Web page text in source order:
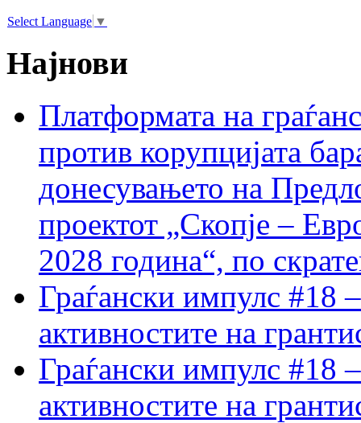
Select Language ▼
Најнови
Платформата на
против корупцијата
донесувањето на
проектот „Скопје –
2028 година“, по
Граѓански импулс #18
активностите на
Граѓански импулс #18
активностите на